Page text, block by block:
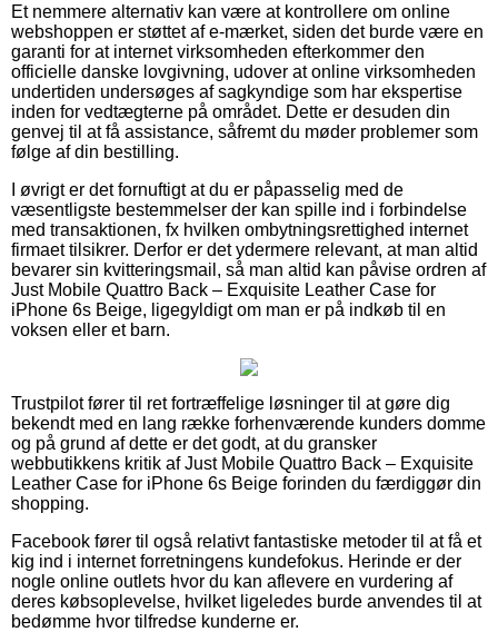
Et nemmere alternativ kan være at kontrollere om online
webshoppen er støttet af e-mærket, siden det burde være en
garanti for at internet virksomheden efterkommer den
officielle danske lovgivning, udover at online virksomheden
undertiden undersøges af sagkyndige som har ekspertise
inden for vedtægterne på området. Dette er desuden din
genvej til at få assistance, såfremt du møder problemer som
følge af din bestilling.
I øvrigt er det fornuftigt at du er påpasselig med de
væsentligste bestemmelser der kan spille ind i forbindelse
med transaktionen, fx hvilken ombytningsrettighed internet
firmaet tilsikrer. Derfor er det ydermere relevant, at man altid
bevarer sin kvitteringsmail, så man altid kan påvise ordren af
Just Mobile Quattro Back – Exquisite Leather Case for
iPhone 6s Beige, ligegyldigt om man er på indkøb til en
voksen eller et barn.
Trustpilot fører til ret fortræffelige løsninger til at gøre dig
bekendt med en lang række forhenværende kunders domme
og på grund af dette er det godt, at du gransker
webbutikkens kritik af Just Mobile Quattro Back – Exquisite
Leather Case for iPhone 6s Beige forinden du færdiggør din
shopping.
Facebook fører til også relativt fantastiske metoder til at få et
kig ind i internet forretningens kundefokus. Herinde er der
nogle online outlets hvor du kan aflevere en vurdering af
deres købsoplevelse, hvilket ligeledes burde anvendes til at
bedømme hvor tilfredse kunderne er.